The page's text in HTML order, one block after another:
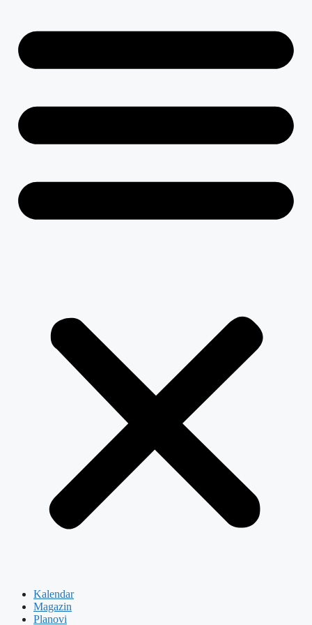
Kalendar
Magazin
Planovi